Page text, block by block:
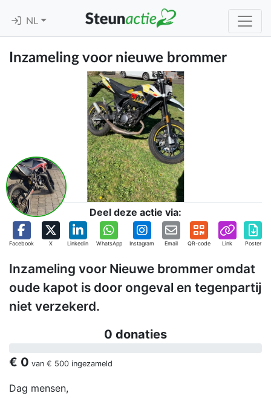
NL
Inzameling voor nieuwe brommer
Deel deze actie via:
Facebook X Linkedin WhatsApp Instagram Email QR-code Link Poster
Inzameling voor Nieuwe brommer omdat
oude kapot is door ongeval en tegenpartij
niet verzekerd.
0 donaties
€ 0 van € 500 ingezameld
Dag mensen,